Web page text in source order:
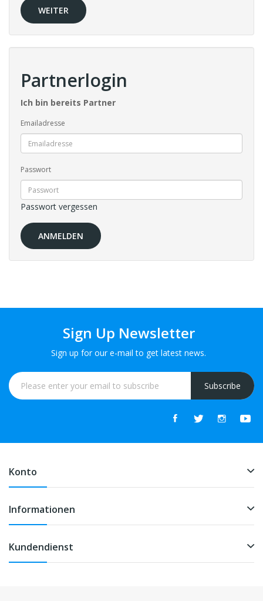
WEITER
Partnerlogin
Ich bin bereits Partner
Emailadresse
Passwort
Passwort vergessen
Sign Up Newsletter
Sign up for our e-mail to get latest news.
Subscribe
Konto
Informationen
Kundendienst